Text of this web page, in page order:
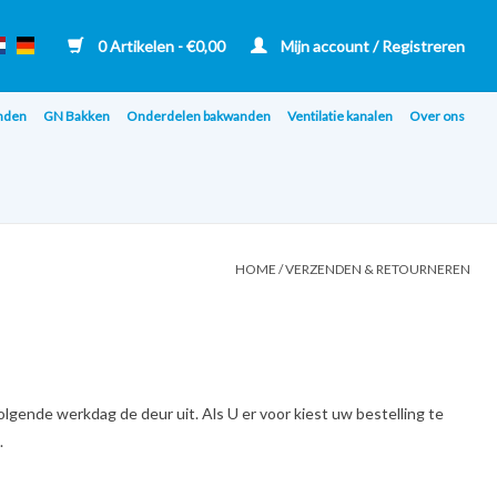
0 Artikelen - €0,00 Mijn account / Registreren
GN Bakken Onderdelen bakwanden Ventilatie kanalen Over ons
HOME /VERZENDEN & RETOURNEREN
werkdag de deur uit. Als U er voor kiest uw bestelling te